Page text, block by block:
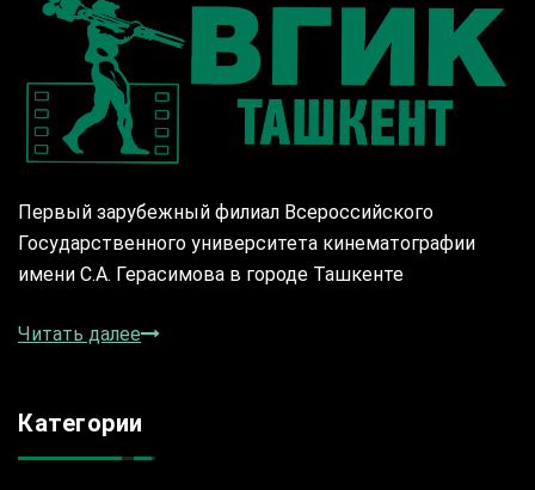
Первый зарубежный филиал Всероссийского
Государственного университета кинематографии
имени С.А. Герасимова в городе Ташкенте
Читать далее
Категории